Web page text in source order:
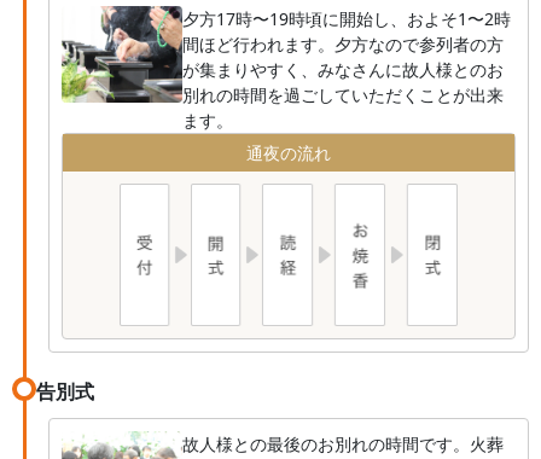
夕方17時〜19時頃に開始し、およそ1〜2時
間ほど行われます。夕方なので参列者の方
が集まりやすく、みなさんに故人様とのお
別れの時間を過ごしていただくことが出来
ます。
通夜の流れ
告別式
故人様との最後のお別れの時間です。火葬